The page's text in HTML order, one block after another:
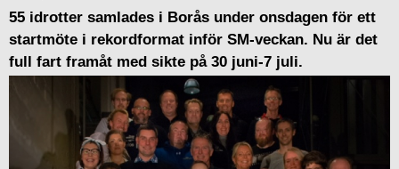
55 idrotter samlades i Borås under onsdagen för ett
startmöte i rekordformat inför SM-veckan. Nu är det
full fart framåt med sikte på 30 juni-7 juli.